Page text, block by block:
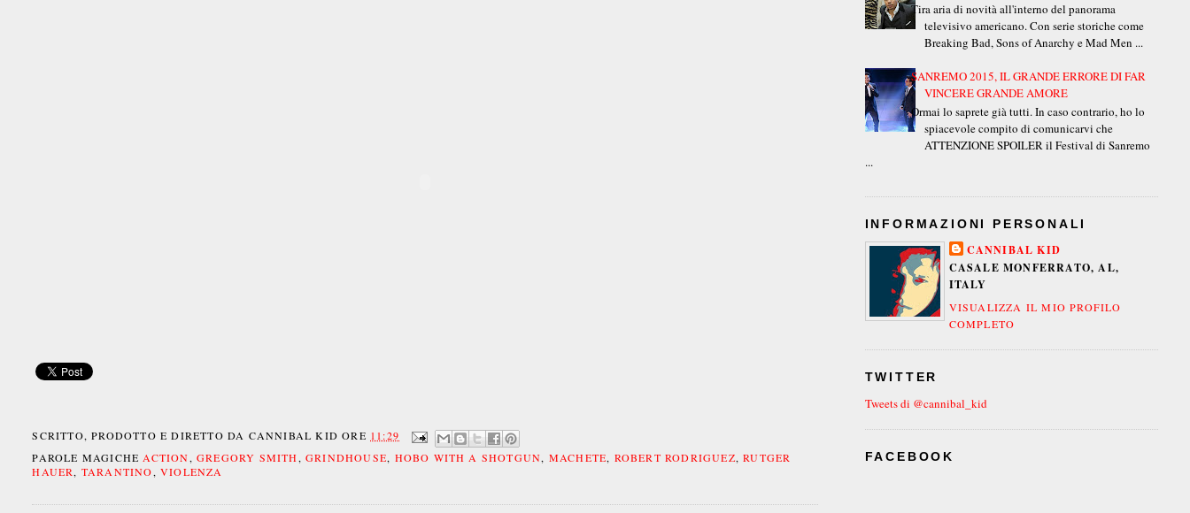
SCRITTO, PRODOTTO E DIRETTO DA CANNIBAL KID ORE 11:29
PAROLE MAGICHEACTION,GREGORY SMITH,GRINDHOUSE, HOBO WITH A SHOTGUN, MACHETE, ROBERT RODRIGUEZ,RUTGER
HAUER, TARANTINO,VIOLENZA
Tira aria di novità all'interno del panorama
televisivo americano. Con serie storiche come
Breaking Bad, Sons of Anarchy e Mad Men ...
SANREMO 2015, IL GRANDE ERRORE DI FAR
VINCERE GRANDE AMORE
Ormai lo saprete già tutti. In caso contrario, ho lo
spiacevole compito di comunicarvi che
ATTENZIONE SPOILER il Festival di Sanremo
...
INFORMAZIONI PERSONALI
CANNIBAL KID
CASALE MONFERRATO, AL,
ITALY
VISUALIZZA IL MIO PROFILO
COMPLETO
TWITTER
Tweets di @cannibal_kid
FACEBOOK